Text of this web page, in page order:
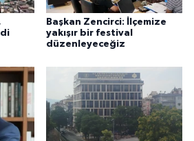
Başkan Zencirci: İlçemize
yakışır bir festival
düzenleyeceğiz